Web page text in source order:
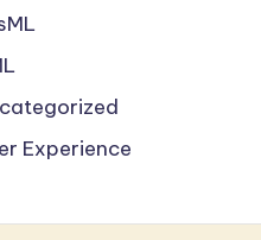
Experience